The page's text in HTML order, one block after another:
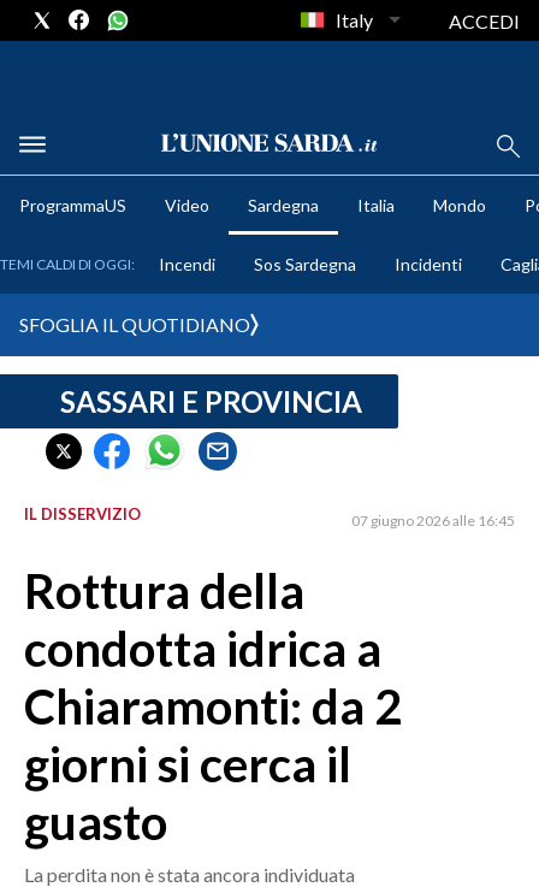
METEO
CRONACA SARDEGNA
CAGLIARI
SULCIS IGLESIENTE
ORISTANO E PROVINCIA
GALLURA
NUORO E PROVINCIA
OGLIASTRA
AGENDA
CRONACA
Italy ACCEDI
ProgrammaUS Video Sardegna Italia Mondo
TEMI CALDI DI OGGI: Incendi Sos Sardegna Incidenti
SFOGLIA IL QUOTIDIANO
SASSARI E PROVINCIA
IL DISSERVIZIO 07 giugno 2026 alle 16:45
Rottura della
condotta idrica a
Chiaramonti: da 2
giorni si cerca il
guasto
La perdita non è stata ancora individuata